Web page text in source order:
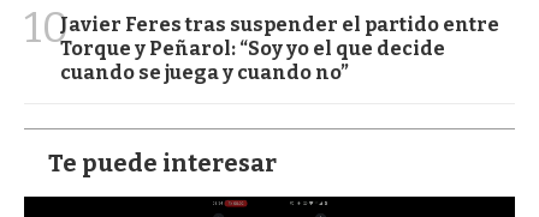
10Javier Feres tras suspender el partido entre
Torque y Peñarol: “Soy yo el que decide
cuando se juega y cuando no”
Te puede interesar